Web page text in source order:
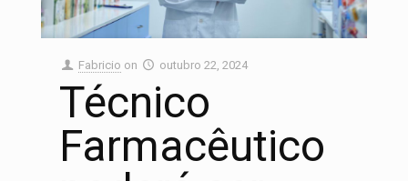
Fabricio on outubro 22, 2024
Técnico
Farmacêutico